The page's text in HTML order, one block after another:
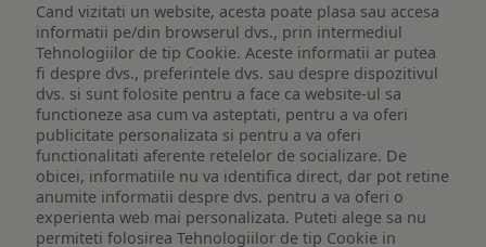
Cand vizitati un website, acesta poate plasa sau accesa
informatii pe/din browserul dvs., prin intermediul
Tehnologiilor de tip Cookie. Aceste informatii ar putea
fi despre dvs., preferintele dvs. sau despre dispozitivul
dvs. si sunt folosite pentru a face ca website-ul sa
functioneze asa cum va asteptati, pentru a va oferi
publicitate personalizata si pentru a va oferi
functionalitati aferente retelelor de socializare. De
obicei, informatiile nu va identifica direct, dar pot retine
anumite informatii despre dvs. pentru a va oferi o
experienta web mai personalizata. Puteti alege sa nu
permiteti folosirea Tehnologiilor de tip Cookie in